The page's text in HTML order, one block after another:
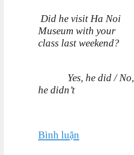
Did he visit Ha Noi
Museum with your
class last weekend?
Yes, he did / No,
he didn’t
Bình luận